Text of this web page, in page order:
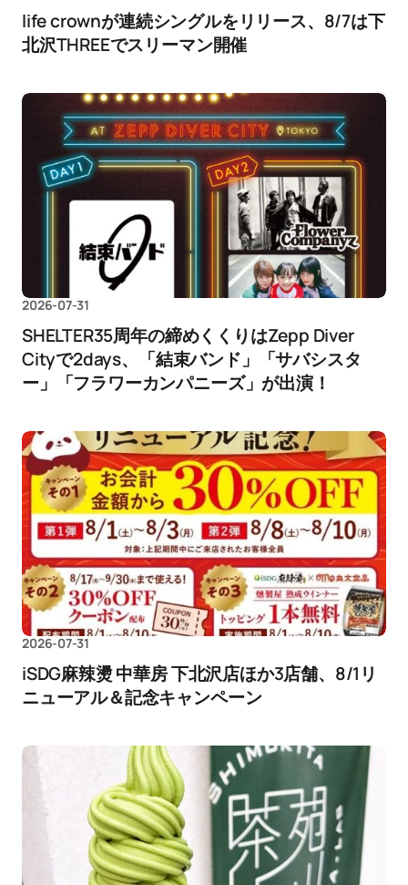
life crownが連続シングルをリリース、8/7は下
北沢THREEでスリーマン開催
2026-07-31
SHELTER35周年の締めくくりはZepp Diver
Cityで2days、「結束バンド」「サバシスタ
ー」「フラワーカンパニーズ」が出演！
2026-07-31
iSDG麻辣燙 中華房 下北沢店ほか3店舗、8/1リ
ニューアル＆記念キャンペーン